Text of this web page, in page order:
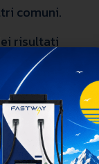
comuni.
risultati
questa
Paolo
misura
lo sviluppo
per l’Italia